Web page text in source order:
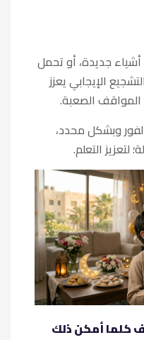
جديدة، أو تحمل
الإيجابي يعزز
المواقف الصعبة.
وبشكل محدد،
التعلم.